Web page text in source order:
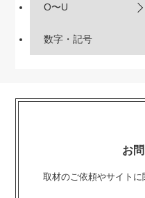
O〜U
数字・記号
お
取材のご依頼やサイト